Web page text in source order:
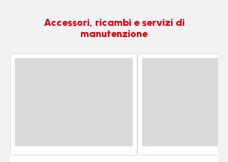
Accessori, ricambi e servizi di
manutenzione